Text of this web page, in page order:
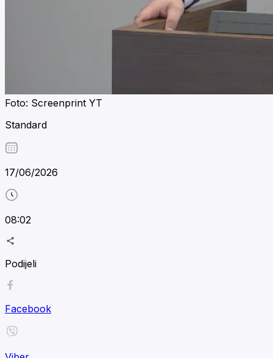
Foto: Screenprint YT
Standard
17/06/2026
08:02
Podijeli
Facebook